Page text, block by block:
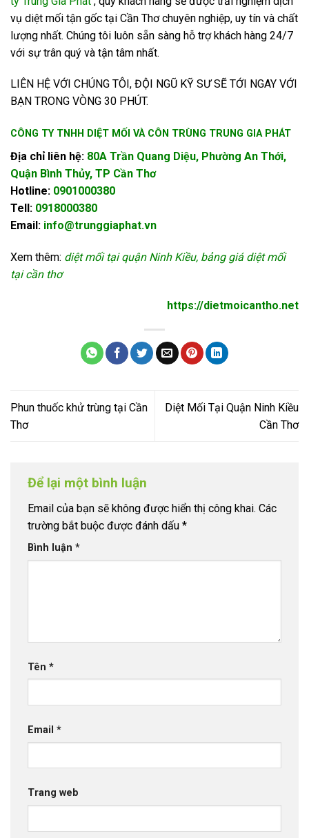
vụ diệt mối tận gốc tại Cần Thơ chuyên nghiệp, uy tín và chất
lượng nhất. Chúng tôi luôn sẵn sàng hỗ trợ khách hàng 24/7
với sự trân quý và tận tâm nhất.
LIÊN HỆ VỚI CHÚNG TÔI, ĐỘI NGŨ KỸ SƯ SẼ TỚI NGAY VỚI
BẠN TRONG VÒNG 30 PHÚT.
CÔNG TY TNHH DIỆT MỐI VÀ CÔN TRÙNG TRUNG GIA PHÁT
Địa chỉ liên hệ: 80A Trần Quang Diệu, Phường An Thới,
Quận Bình Thủy, TP Cần Thơ
Hotline: 0901000380
Tell: 0918000380
Email: info@trunggiaphat.vn
Xem thêm: diệt mối tại quận Ninh Kiều, bảng giá diệt mối
tại cần thơ
https://dietmoicantho.net
Phun thuốc khử trùng tại Cần
Thơ
Diệt Mối Tại Quận Ninh Kiều
Cần Thơ
Để lại một bình luận
Email của bạn sẽ không được hiển thị công khai. Các
trường bắt buộc được đánh dấu *
Bình luận *
Tên *
Email *
Trang web